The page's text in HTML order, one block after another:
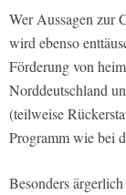
Wer Aussagen zur
wird ebenso
Förderung von
Norddeutschland
(teilweise
Programm wie bei
Besonders